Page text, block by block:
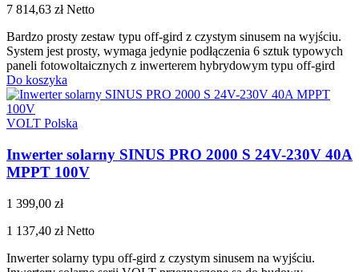
7 814,63 złNetto
Bardzo prosty zestaw typu off-gird z czystym sinusem na wyjściu.
System jest prosty, wymaga jedynie podłączenia 6 sztuk typowych
paneli fotowoltaicznych z inwerterem hybrydowym typu off-gird
Do koszyka
VOLT Polska
Inwerter solarny SINUS PRO 2000 S 24V-230V 40A
MPPT 100V
1 399,00 zł
1 137,40 złNetto
Inwerter solarny typu off-gird z czystym sinusem na wyjściu.